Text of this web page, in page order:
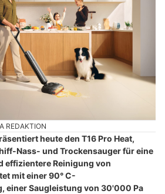
REDAKTION
heute den T16 Pro Heat,
Nass- und Trockensauger für eine
effizientere Reinigung von
mit einer 90° C-
einer Saugleistung von 30'000 Pa